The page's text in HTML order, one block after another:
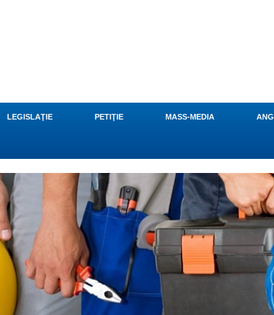
LEGISLAŢIE PETIŢIE MASS-MEDIA